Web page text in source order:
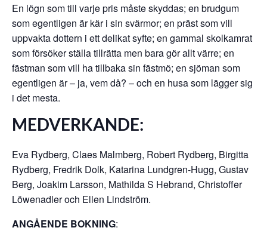
En lögn som till varje pris måste skyddas; en brudgum
som egentligen är kär i sin svärmor; en präst som vill
uppvakta dottern i ett delikat syfte; en gammal skolkamrat
som försöker ställa tillrätta men bara gör allt värre; en
fästman som vill ha tillbaka sin fästmö; en sjöman som
egentligen är – ja, vem då? – och en husa som lägger sig
i det mesta.
MEDVERKANDE:
Eva Rydberg, Claes Malmberg, Robert Rydberg, Birgitta
Rydberg, Fredrik Dolk, Katarina Lundgren-Hugg, Gustav
Berg, Joakim Larsson, Mathilda S Hebrand, Christoffer
Löwenadler och Ellen Lindström.
ANGÅENDE BOKNING: